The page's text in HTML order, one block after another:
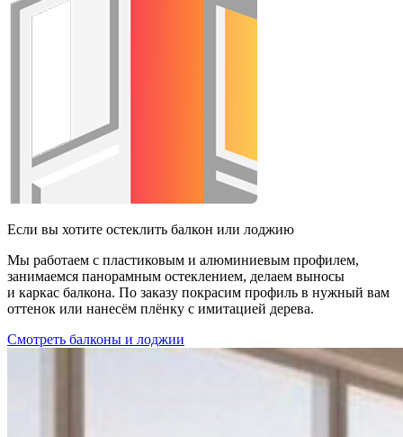
Если вы хотите остеклить балкон или лоджию
Мы работаем с пластиковым и алюминиевым профилем,
занимаемся панорамным остеклением, делаем выносы
и каркас балкона. По заказу покрасим профиль в нужный вам
оттенок или нанесём плёнку с имитацией дерева.
Смотреть балконы и лоджии